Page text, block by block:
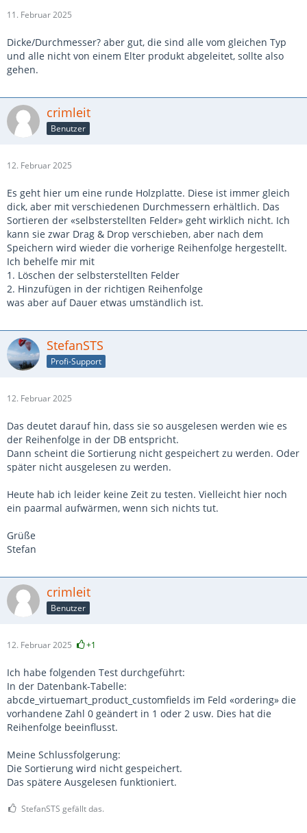
11. Februar 2025
Dicke/Durchmesser? aber gut, die sind alle vom gleichen Typ
und alle nicht von einem Elter produkt abgeleitet, sollte also
gehen.
crimleit
Benutzer
12. Februar 2025
Es geht hier um eine runde Holzplatte. Diese ist immer gleich
dick, aber mit verschiedenen Durchmessern erhältlich. Das
Sortieren der «selbsterstellten Felder» geht wirklich nicht. Ich
kann sie zwar Drag & Drop verschieben, aber nach dem
Speichern wird wieder die vorherige Reihenfolge hergestellt.
Ich behelfe mir mit
1. Löschen der selbsterstellten Felder
2. Hinzufügen in der richtigen Reihenfolge
was aber auf Dauer etwas umständlich ist.
StefanSTS
Profi-Support
12. Februar 2025
Das deutet darauf hin, dass sie so ausgelesen werden wie es
der Reihenfolge in der DB entspricht.
Dann scheint die Sortierung nicht gespeichert zu werden. Oder
später nicht ausgelesen zu werden.
Heute hab ich leider keine Zeit zu testen. Vielleicht hier noch
ein paarmal aufwärmen, wenn sich nichts tut.
Grüße
Stefan
crimleit
Benutzer
12. Februar 2025 +1
Ich habe folgenden Test durchgeführt:
In der Datenbank-Tabelle:
abcde_virtuemart_product_customfields im Feld «ordering» die
vorhandene Zahl 0 geändert in 1 oder 2 usw. Dies hat die
Reihenfolge beeinflusst.
Meine Schlussfolgerung:
Die Sortierung wird nicht gespeichert.
Das spätere Ausgelesen funktioniert.
StefanSTS gefällt das.